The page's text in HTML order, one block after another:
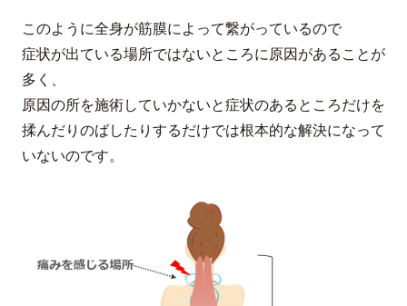
このように全身が筋膜によって繋がっているので
症状が出ている場所ではないところに原因があることが
多く、
原因の所を施術していかないと症状のあるところだけを
揉んだりのばしたりするだけでは根本的な解決になって
いないのです。